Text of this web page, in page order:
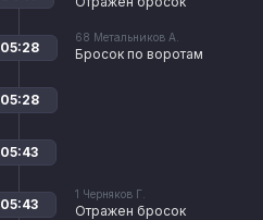
68 Метальников А.
Бросок по воротам
05:28
05:28
05:43
1 Черняков Г.
Отражен бросок
05:43